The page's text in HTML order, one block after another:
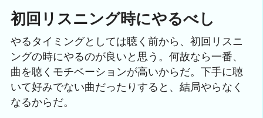
初回リスニング時にやるべし
やるタイミングとしては聴く前から、初回リスニ
ングの時にやるのが良いと思う。何故なら一番、
曲を聴くモチベーションが高いからだ。下手に聴
いて好みでない曲だったりすると、結局やらなく
なるからだ。